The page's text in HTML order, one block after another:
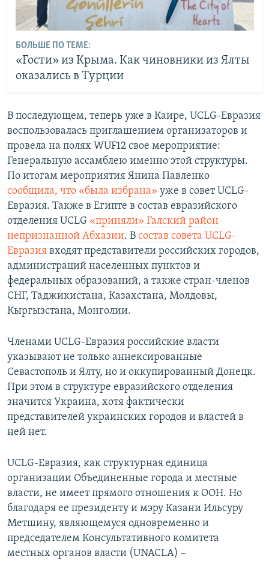
БОЛЬШЕ ПО ТЕМЕ:
«Гости» из Крыма. Как чиновники из Ялты
оказались в Турции
В последующем, теперь уже в Каире, UCLG-Евразия
воспользовалась приглашением организаторов и
провела на полях WUF12 свое мероприятие:
Генеральную ассамблею именно этой структуры.
По итогам мероприятия Янина Павленко
сообщила, что «была избрана» уже в совет UCLG-
Евразия. Также в Египте в состав евразийского
отделения UCLG «приняли» Галский район
непризнанной Абхазии. В состав совета UCLG-
Евразия входят представители российских городов,
администраций населенных пунктов и
федеральных образований, а также стран-членов
СНГ, Таджикистана, Казахстана, Молдовы,
Кыргызстана, Монголии.
Членами UCLG-Евразия российские власти
указывают не только аннексированные
Севастополь и Ялту, но и оккупированный Донецк.
При этом в структуре евразийского отделения
значится Украина, хотя фактически
представителей украинских городов и властей в
ней нет.
UCLG-Евразия, как структурная единица
организации Объединенные города и местные
власти, не имеет прямого отношения к ООН. Но
благодаря ее президенту и мэру Казани Ильсуру
Метшину, являющемуся одновременно и
председателем Консультативного комитета
местных органов власти (UNACLA) –